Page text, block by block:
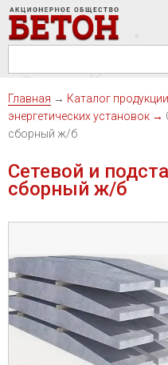
Главная → Каталог продукции
энергетических установок →
сборный ж/б
Сетевой и
сборный ж/б